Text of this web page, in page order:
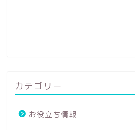
カテゴリー
お役立ち情報